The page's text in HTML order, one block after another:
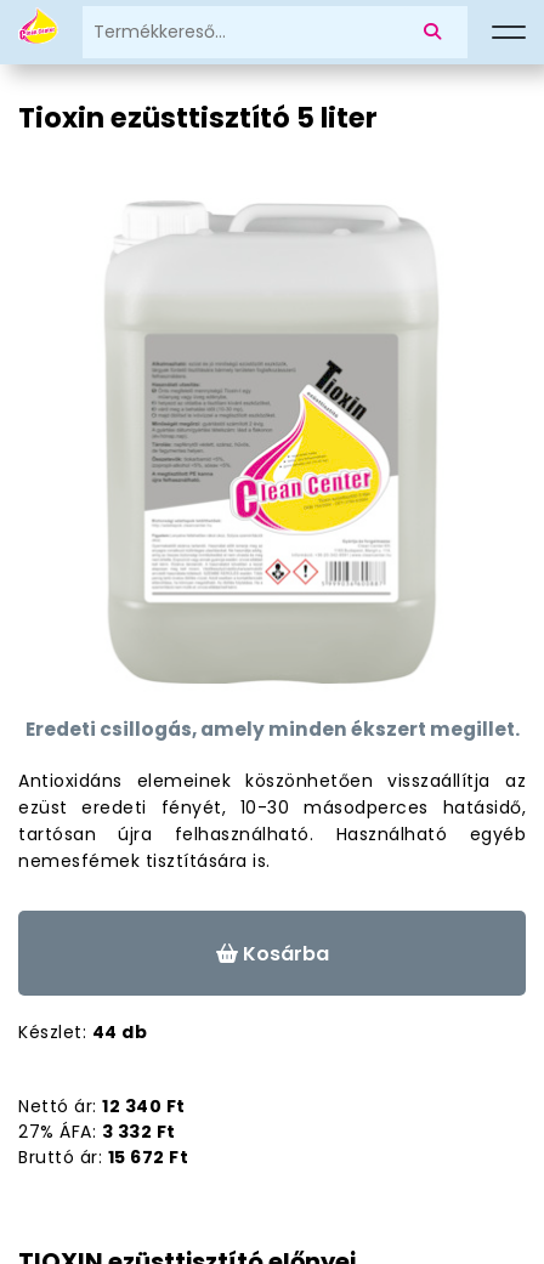
Tioxin ezüsttisztító 5 liter
Eredeti csillogás, amely minden ékszert megillet.
Antioxidáns elemeinek köszönhetően visszaállítja az
ezüst eredeti fényét, 10-30 másodperces hatásidő,
tartósan újra felhasználható. Használható egyéb
nemesfémek tisztítására is.
Kosárba
Készlet: 44 db
Nettó ár: 12 340 Ft
27% ÁFA: 3 332 Ft
Bruttó ár: 15 672 Ft